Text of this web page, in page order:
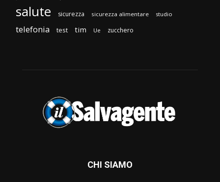
salute sicurezza sicurezza alimentare studio
telefonia test tim Ue zucchero
CHI SIAMO